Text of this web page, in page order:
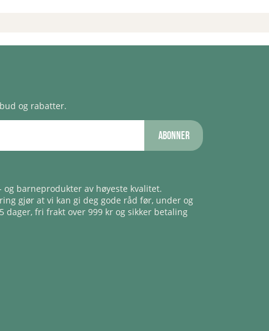
og rabatter.
Abonner
barneprodukter av høyeste kvalitet.
gjør at vi kan gi deg gode råd før, under og
fri frakt over 999 kr og sikker betaling